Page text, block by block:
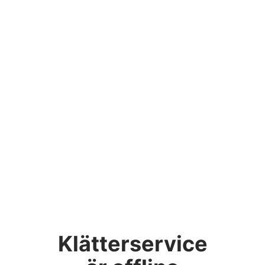
Klätterservice